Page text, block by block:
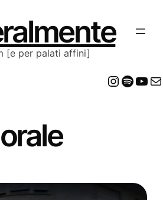
[e per palati affini]